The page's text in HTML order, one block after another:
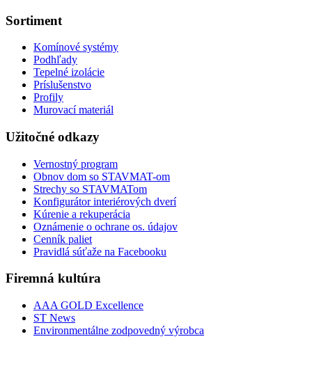
Sortiment
Komínové systémy
Podhľady
Tepelné izolácie
Príslušenstvo
Profily
Murovací materiál
Užitočné odkazy
Vernostný program
Obnov dom so STAVMAT-om
Strechy so STAVMATom
Konfigurátor interiérových dverí
Kúrenie a rekuperácia
Oznámenie o ochrane os. údajov
Cenník paliet
Pravidlá súťaže na Facebooku
Firemná kultúra
AAA GOLD Excellence
ST News
Environmentálne zodpovedný výrobca